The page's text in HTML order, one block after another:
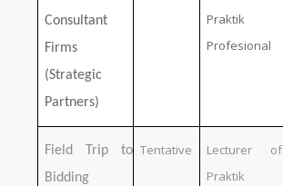
Consultant
Firms
(Strategic
Partners)
Praktik
Profesional
Field Trip to
Bidding
Tentative
Lecturer of
Praktik